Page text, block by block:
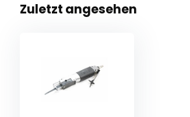
Zuletzt angesehen